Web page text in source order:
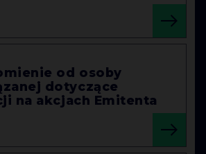
od osoby
dotyczące
na akcjach Emitenta